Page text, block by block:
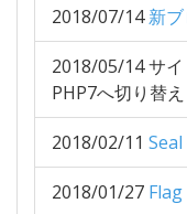
2018/07/14新
2018/05/14 サ
PHP7へ切り替え
2018/02/11
2018/01/27